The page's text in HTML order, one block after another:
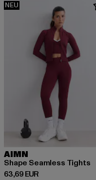
NEU
AIMN
Shape Seamless Tights
63,69 EUR
Derzeitiger Preis: 63,69 EUR